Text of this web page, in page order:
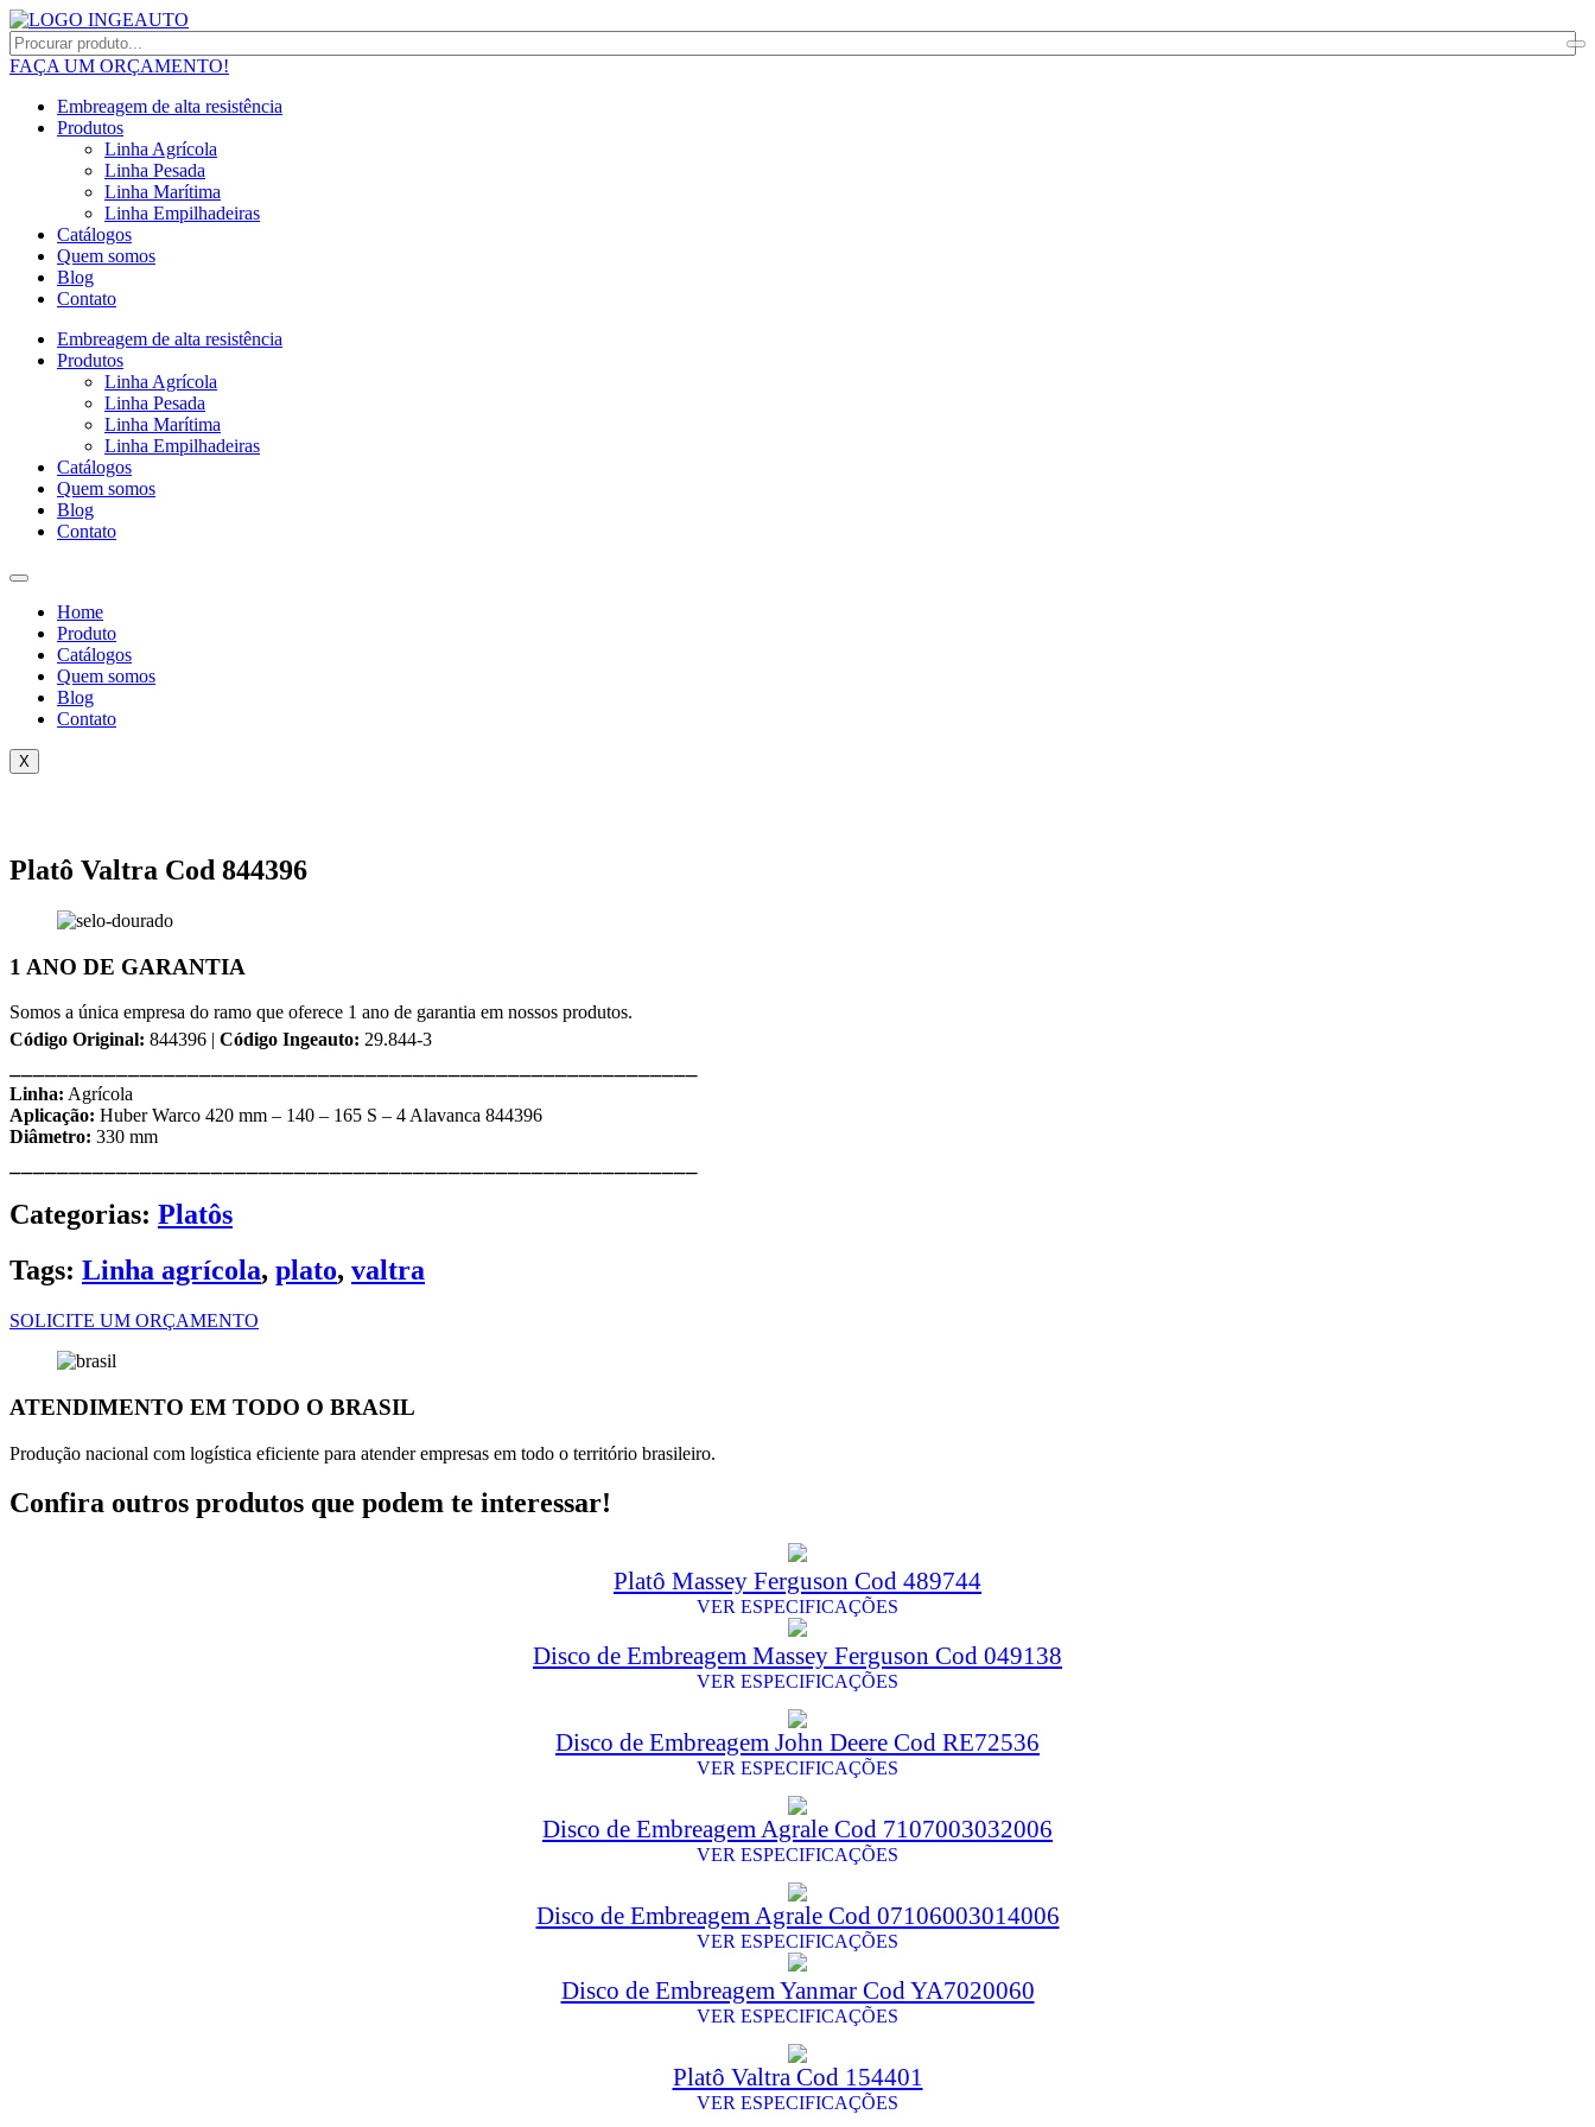
FAÇA UM ORÇAMENTO!
Embreagem de alta resistência
Produtos
Linha Agrícola
Linha Pesada
Linha Marítima
Linha Empilhadeiras
Catálogos
Quem somos
Blog
Contato
Embreagem de alta resistência
Produtos
Linha Agrícola
Linha Pesada
Linha Marítima
Linha Empilhadeiras
Catálogos
Quem somos
Blog
Contato
Home
Produto
Catálogos
Quem somos
Blog
Contato
X
Platô Valtra Cod 844396
1 ANO DE GARANTIA
Somos a única empresa do ramo que oferece 1 ano de garantia em nossos produtos.
Código Original: 844396 | Código Ingeauto: 29.844-3
Linha: Agrícola
Aplicação: Huber Warco 420 mm – 140 – 165 S – 4 Alavanca 844396
Diâmetro: 330 mm
Categorias: Platôs
Tags: Linha agrícola, plato, valtra
SOLICITE UM ORÇAMENTO
ATENDIMENTO EM TODO O BRASIL
Produção nacional com logística eficiente para atender empresas em todo o território brasileiro.
Confira outros produtos que podem te interessar!
Platô Massey Ferguson Cod 489744
VER ESPECIFICAÇÕES
Disco de Embreagem Massey Ferguson Cod 049138
VER ESPECIFICAÇÕES
Disco de Embreagem John Deere Cod RE72536
VER ESPECIFICAÇÕES
Disco de Embreagem Agrale Cod 7107003032006
VER ESPECIFICAÇÕES
Disco de Embreagem Agrale Cod 07106003014006
VER ESPECIFICAÇÕES
Disco de Embreagem Yanmar Cod YA7020060
VER ESPECIFICAÇÕES
Platô Valtra Cod 154401
VER ESPECIFICAÇÕES